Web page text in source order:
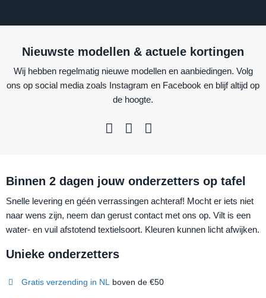
Nieuwste modellen & actuele kortingen
Wij hebben regelmatig nieuwe modellen en aanbiedingen. Volg
ons op social media zoals Instagram en Facebook en blijf altijd op
de hoogte.
Binnen 2 dagen jouw onderzetters op tafel
Snelle levering en géén verrassingen achteraf! Mocht er iets niet
naar wens zijn, neem dan gerust contact met ons op. Vilt is een
water- en vuil afstotend textielsoort. Kleuren kunnen licht afwijken.
Unieke onderzetters
Gratis verzending in NL boven de €50